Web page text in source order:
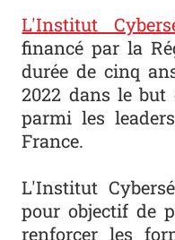
L'Institut
financé par la
durée de cinq
2022 dans le
parmi les
France.
L'Institut
pour objectif de
renforcer les